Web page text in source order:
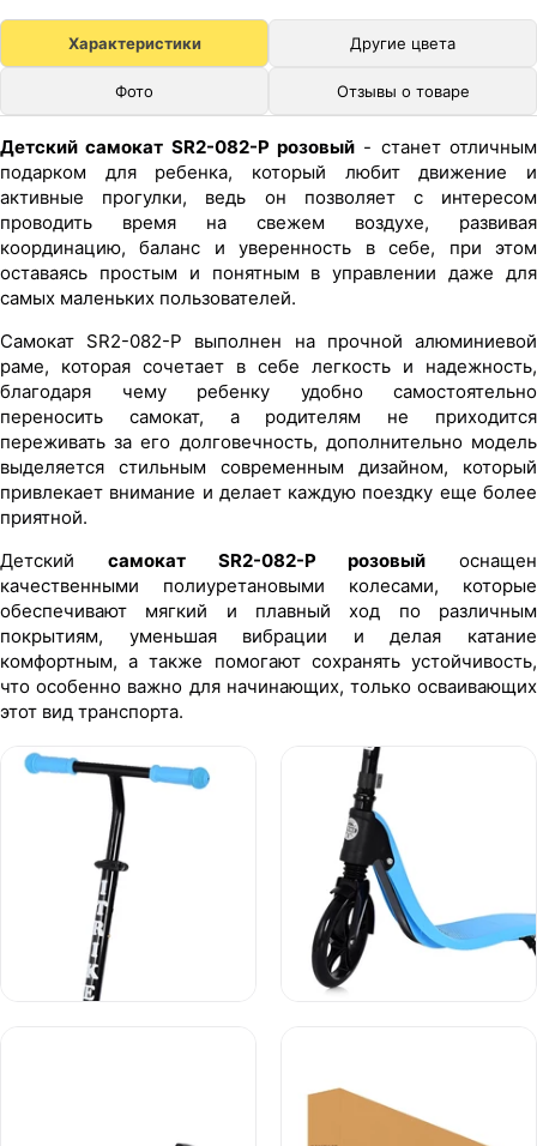
Характеристики Другие цвета
Фото Отзывы о товаре
Детский самокат SR2-082-P розовый - станет отличным
подарком для ребенка, который любит движение и
активные прогулки, ведь он позволяет с интересом
проводить время на свежем воздухе, развивая
координацию, баланс и уверенность в себе, при этом
оставаясь простым и понятным в управлении даже для
самых маленьких пользователей.
Самокат SR2-082-P выполнен на прочной алюминиевой
раме, которая сочетает в себе легкость и надежность,
благодаря чему ребенку удобно самостоятельно
переносить самокат, а родителям не приходится
переживать за его долговечность, дополнительно модель
выделяется стильным современным дизайном, который
привлекает внимание и делает каждую поездку еще более
приятной.
Детский самокат SR2-082-P розовый оснащен
качественными полиуретановыми колесами, которые
обеспечивают мягкий и плавный ход по различным
покрытиям, уменьшая вибрации и делая катание
комфортным, а также помогают сохранять устойчивость,
что особенно важно для начинающих, только осваивающих
этот вид транспорта.